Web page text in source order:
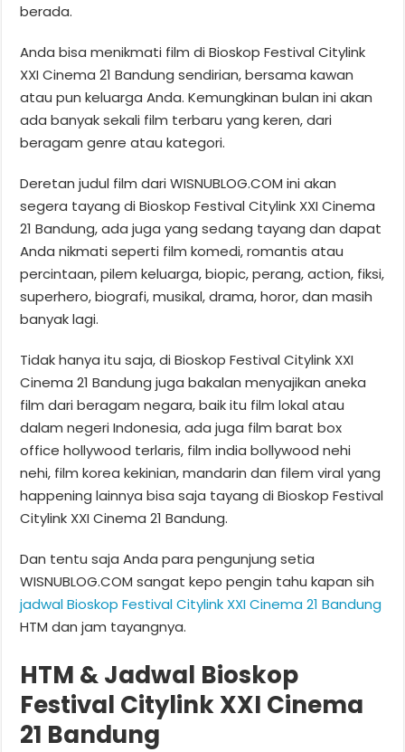
berada.
Anda bisa menikmati film di Bioskop Festival Citylink
XXI Cinema 21 Bandung sendirian, bersama kawan
atau pun keluarga Anda. Kemungkinan bulan ini akan
ada banyak sekali film terbaru yang keren, dari
beragam genre atau kategori.
Deretan judul film dari WISNUBLOG.COM ini akan
segera tayang di Bioskop Festival Citylink XXI Cinema
21 Bandung, ada juga yang sedang tayang dan dapat
Anda nikmati seperti film komedi, romantis atau
percintaan, pilem keluarga, biopic, perang, action, fiksi,
superhero, biografi, musikal, drama, horor, dan masih
banyak lagi.
Tidak hanya itu saja, di Bioskop Festival Citylink XXI
Cinema 21 Bandung juga bakalan menyajikan aneka
film dari beragam negara, baik itu film lokal atau
dalam negeri Indonesia, ada juga film barat box
office hollywood terlaris, film india bollywood nehi
nehi, film korea kekinian, mandarin dan filem viral yang
happening lainnya bisa saja tayang di Bioskop Festival
Citylink XXI Cinema 21 Bandung.
Dan tentu saja Anda para pengunjung setia
WISNUBLOG.COM sangat kepo pengin tahu kapan sih
jadwal Bioskop Festival Citylink XXI Cinema 21 Bandung
HTM dan jam tayangnya.
HTM & Jadwal Bioskop
Festival Citylink XXI Cinema
21 Bandung